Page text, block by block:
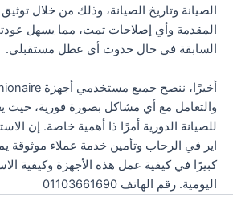
الصيانة وتاريخ الصيانة، وذلك من خلال
المقدمة وأي إصلاحات تمت، مما يسهل
السابقة في حال حدوث أي عطل مستقبلي.
والتعامل مع أي مشاكل بصورة فورية، حيث
للصيانة الدورية أمرًا ذا أهمية خاصة. إن
اير في الرحاب وتأمين خدمة عملاء موثوقة
كبيرًا في كيفية عمل هذه الأجهزة وكيفية
اليومية. رقم الهاتف 01103661690